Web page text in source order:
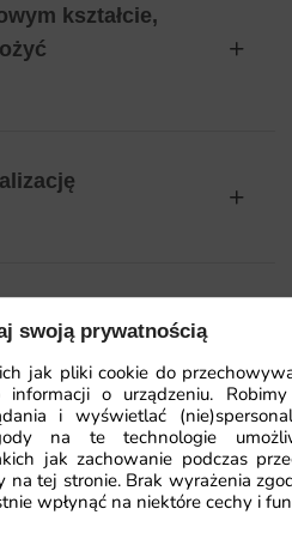
swoją prywatnością
jak pliki cookie do
informacji o urządzeniu.
i wyświetlać
na te technologie
jak zachowanie podczas
na tej stronie. Brak wyrażenia
wpłynąć na niektóre cechy i
kształcie,
/ Jak